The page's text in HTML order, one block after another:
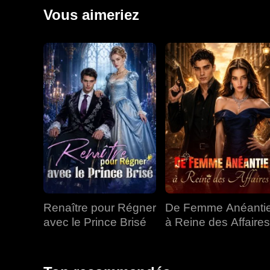
Richard, dénonça George, écrasa une coalition de
Vous aimeriez
Renaître pour Régner
avec le Prince Brisé
De Femme
à Reine des Affaires